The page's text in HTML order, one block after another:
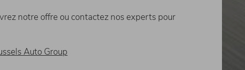
notre offre ou contactez nos experts pour
Auto Group